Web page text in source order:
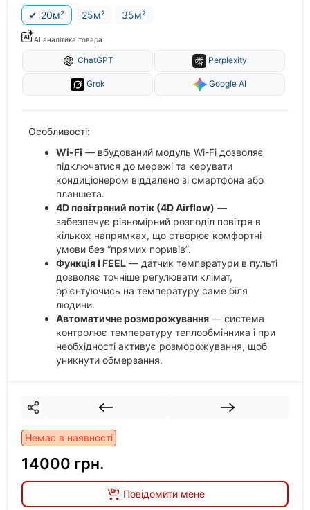
20м² 25м² 35м²
AI аналітика товара
ChatGPT Perplexity
Grok Google AI
Особливості:
Wi-Fi — вбудований модуль Wi-Fi дозволяє
підключатися до мережі та керувати
кондиціонером віддалено зі смартфона або
планшета.
4D повітряний потік (4D Airflow) —
забезпечує рівномірний розподіл повітря в
кількох напрямках, що створює комфортні
умови без “прямих поривів”.
Функція I FEEL — датчик температури в пульті
дозволяє точніше регулювати клімат,
орієнтуючись на температуру саме біля
людини.
Автоматичне розморожування — система
контролює температуру теплообмінника і при
необхідності активує розморожування, щоб
уникнути обмерзання.
оберігають його від корозії, вологи, пилу та
шкідників.
Немає в наявності
14000 грн.
Повідомити мене